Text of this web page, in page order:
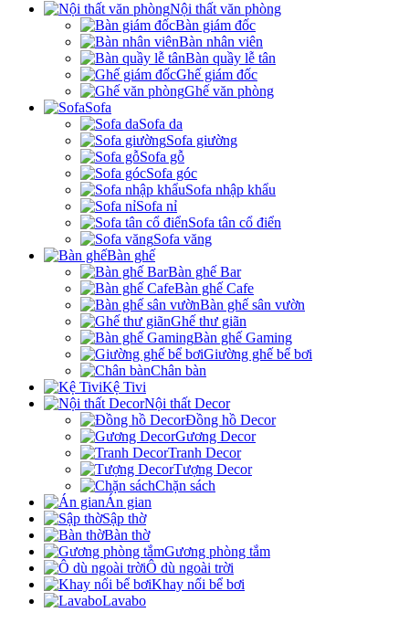
Nội thất văn phòng
Bàn giám đốc
Bàn nhân viên
Bàn quầy lễ tân
Ghế giám đốc
Ghế văn phòng
Sofa
Sofa da
Sofa giường
Sofa gỗ
Sofa góc
Sofa nhập khẩu
Sofa nỉ
Sofa tân cổ điển
Sofa văng
Bàn ghế
Bàn ghế Bar
Bàn ghế Cafe
Bàn ghế sân vườn
Ghế thư giãn
Bàn ghế Gaming
Giường ghế bể bơi
Chân bàn
Kệ Tivi
Nội thất Decor
Đồng hồ Decor
Gương Decor
Tranh Decor
Tượng Decor
Chặn sách
Án gian
Sập thờ
Bàn thờ
Gương phòng tắm
Ô dù ngoài trời
Khay nổi bể bơi
Lavabo